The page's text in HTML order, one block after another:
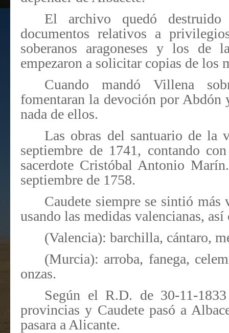
El archivo quedó
documentos relativos a
soberanos aragoneses y los
empezaron a solicitar copias de los
Cuando mandó Villena
fomentaran la devoción por Abdón
nada de ellos.
Las obras del santuario de la
septiembre de 1741, contando
sacerdote Cristóbal Antonio
septiembre de 1758.
Caudete siempre se sintió más
usando las medidas valencianas,
(Valencia): barchilla, cántaro,
(Murcia): arroba, fanega,
onzas.
Según el R.D. de 30-11-
provincias y Caudete pasó a
pasara a Alicante.